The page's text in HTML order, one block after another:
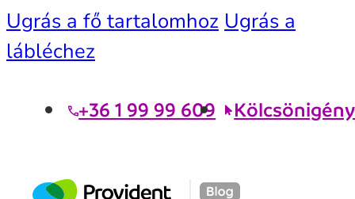
Ugrás a fő tartalomhoz Ugrás a
lábléchez
+36 1 99 99 609